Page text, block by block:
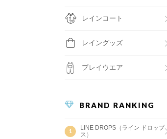
レインコート
レイングッズ
プレイウエア
BRAND RANKING
LINE DROPS（ライン ドロップ
ス）